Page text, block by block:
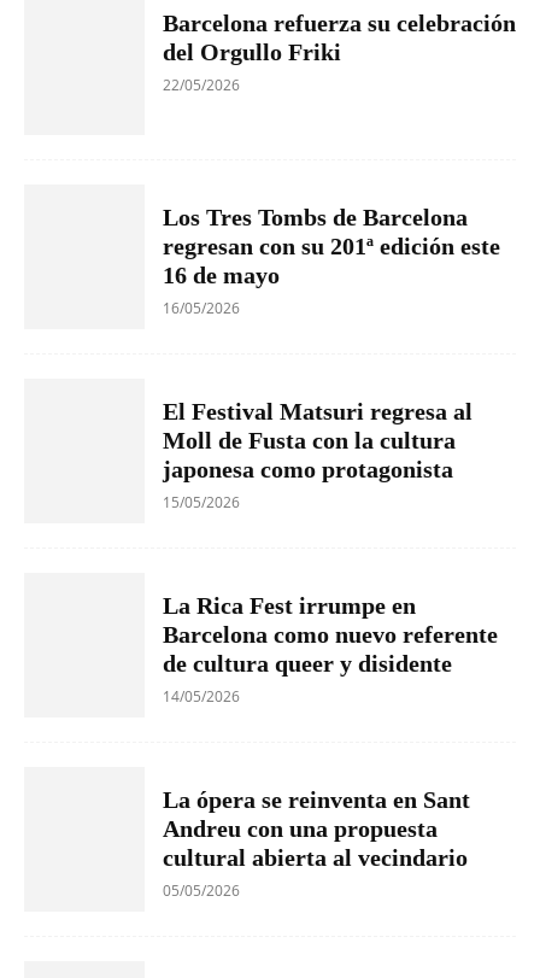
Barcelona refuerza su celebración
del Orgullo Friki
22/05/2026
Los Tres Tombs de Barcelona
regresan con su 201ª edición este
16 de mayo
16/05/2026
El Festival Matsuri regresa al
Moll de Fusta con la cultura
japonesa como protagonista
15/05/2026
La Rica Fest irrumpe en
Barcelona como nuevo referente
de cultura queer y disidente
14/05/2026
La ópera se reinventa en Sant
Andreu con una propuesta
cultural abierta al vecindario
05/05/2026